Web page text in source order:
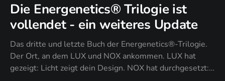
Die Energenetics® Trilogie ist
vollendet - ein weiteres Update
Das dritte und letzte Buch der Energenetics®-Trilogie.
Der Ort, an dem LUX und NOX ankommen. LUX hat
gezeigt: Licht zeigt dein Design. NOX hat durchgesetzt: